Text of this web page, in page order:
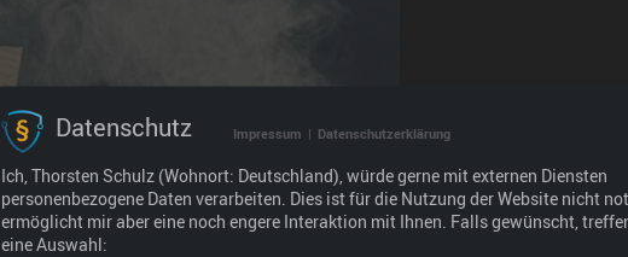
Datenschutz Impressum | Datenschutzerklärung
Ich, Thorsten Schulz (Wohnort: Deutschland), würde gerne mit externen Diensten
personenbezogene Daten verarbeiten. Dies ist für die Nutzung der Website nicht
ermöglicht mir aber eine noch engere Interaktion mit Ihnen. Falls gewünscht,
eine Auswahl: